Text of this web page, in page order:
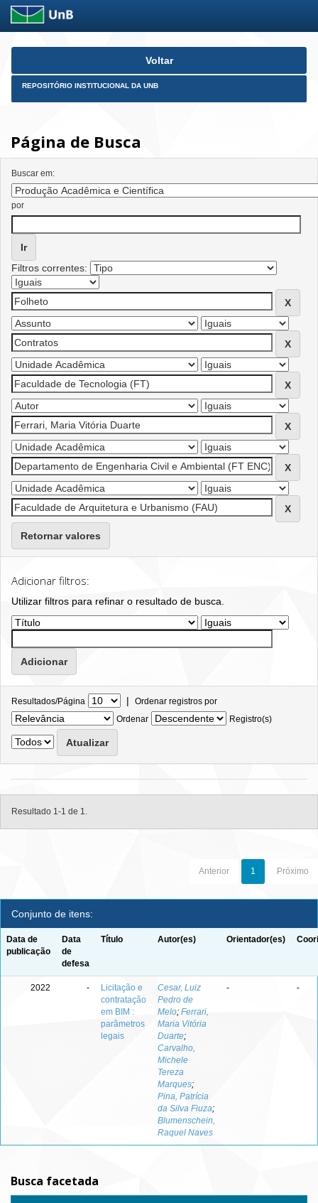
Skip
Voltar
REPOSITÓRIO INSTITUCIONAL DA UNB
Página de Busca
Buscar em:
por
Filtros correntes:
Retornar valores
Adicionar filtros:
Utilizar filtros para refinar o resultado de busca.
Resultados/Página | Ordenar registros por
Ordenar
Registro(s)
Resultado 1-1 de 1.
Anterior 1 Próximo
Conjunto de itens:
Data de
publicação
Data
de
defesa
Título Autor(es) Orientador(es)
2022 -
Licitação e
contratação
em BIM :
parâmetros
legais
Cesar, Luiz
Pedro de
Melo; Ferrari,
Maria Vitória
Duarte;
Carvalho,
Michele
Tereza
Marques;
Pina, Patrícia
da Silva Fiuza;
Blumenschein,
Raquel Naves
- -
Busca facetada